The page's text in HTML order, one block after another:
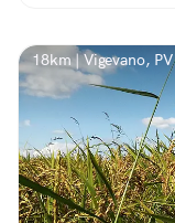
18km | Vigevano, PV